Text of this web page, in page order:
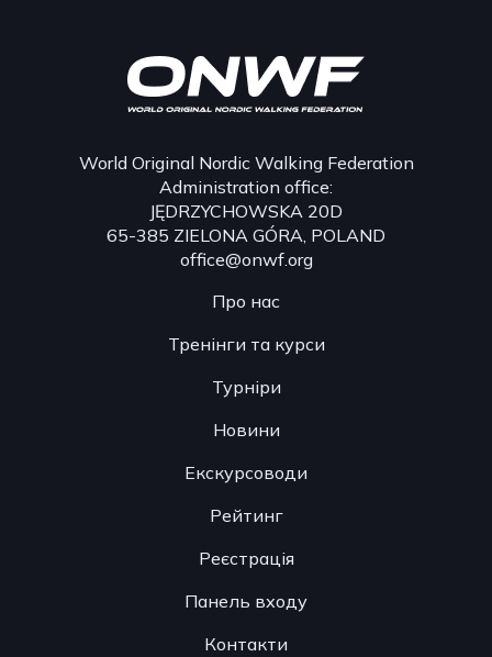
World Original Nordic Walking Federation
Administration office:
JĘDRZYCHOWSKA 20D
65-385 ZIELONA GÓRA, POLAND
office@onwf.org
Про нас
Тренінги та курси
Турніри
Новини
Екскурсоводи
Рейтинг
Реєстрація
Панель входу
Контакти